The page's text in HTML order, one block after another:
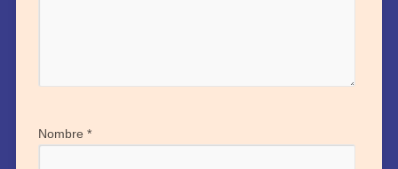
Nombre *